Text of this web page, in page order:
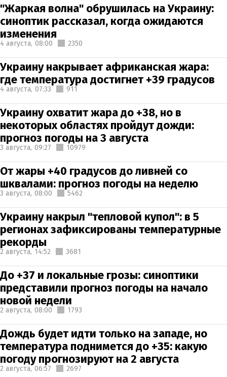
"Жаркая волна" обрушилась на Украину:
синоптик рассказал, когда ожидаются
изменения
4 августа, 08:00 2350
Украину накрывает африканская жара:
где температура достигнет +39 градусов
4 августа, 07:33 911
Украину охватит жара до +38, но в
некоторых областях пройдут дожди:
прогноз погоды на 3 августа
3 августа, 09:27 10979
От жары +40 градусов до ливней со
шквалами: прогноз погоды на неделю
3 августа, 08:00 5462
Украину накрыл "тепловой купол": в 5
регионах зафиксированы температурные
рекорды
2 августа, 14:52 3681
До +37 и локальные грозы: синоптики
представили прогноз погоды на начало
новой недели
2 августа, 08:00 1793
Дождь будет идти только на западе, но
температура поднимется до +35: какую
погоду прогнозируют на 2 августа
2 августа, 06:57 2697